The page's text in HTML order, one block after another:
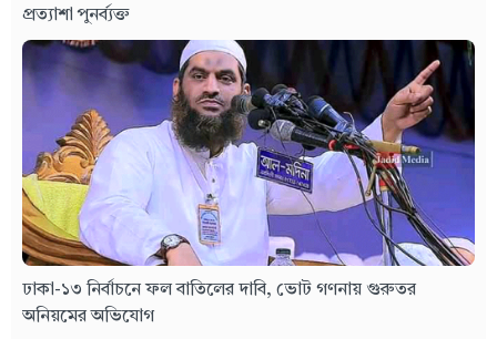
প্রত্যাশা পুনর্ব্যক্ত
ঢাকা-১৩ নির্বাচনে ফল বাতিলের দাবি, ভোট গণনায় গুরুতর
অনিয়মের অভিযোগ